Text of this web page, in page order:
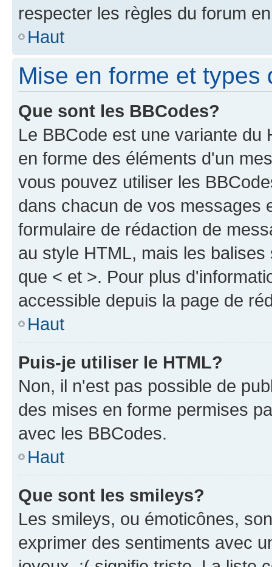
respecter les règles du forum
Haut
Mise en forme et types
Que sont les BBCodes?
Le BBCode est une variante du
en forme des éléments d'un
vous pouvez utiliser les
dans chacun de vos messages
formulaire de rédaction de
au style HTML, mais les
que < et >. Pour plus
accessible depuis la page de
Haut
Puis-je utiliser le HTML?
Non, il n'est pas possible de
des mises en forme permises
avec les BBCodes.
Haut
Que sont les smileys?
Les smileys, ou émoticônes,
exprimer des sentiments avec